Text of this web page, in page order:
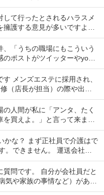
て行ったとされるハラスメ
護する意見が多いですよ
ラスメントでは...
「うちの職場にもこういう
ポストがツイッターやyout
ちに驚いて...
メンズエステに採用され、
（店長が担当）の際や出勤
ら」という理由で...
人間が私に「アンタ、たく
買えよ。」と言って来ま
して働いた金で...
かな？ まず正社員で介護はで
。できません。 運送会社の
過去にうつ...
問です。 自分が会社員だと
気や家族の事情など）があ
果、仕事内容を...